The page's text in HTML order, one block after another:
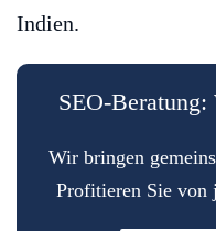
Indien.
SEO-
Wir bringen
Profitieren Sie von